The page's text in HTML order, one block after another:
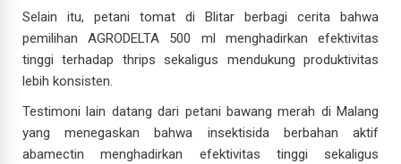
Selain itu, petani tomat di Blitar berbagi cerita bahwa
pemilihan AGRODELTA 500 ml menghadirkan efektivitas
tinggi terhadap thrips sekaligus mendukung produktivitas
lebih konsisten.
Testimoni lain datang dari petani bawang merah di Malang
yang menegaskan bahwa insektisida berbahan aktif
abamectin menghadirkan efektivitas tinggi sekaligus